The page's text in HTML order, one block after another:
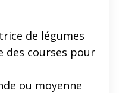
de légumes
des courses pour
ou moyenne